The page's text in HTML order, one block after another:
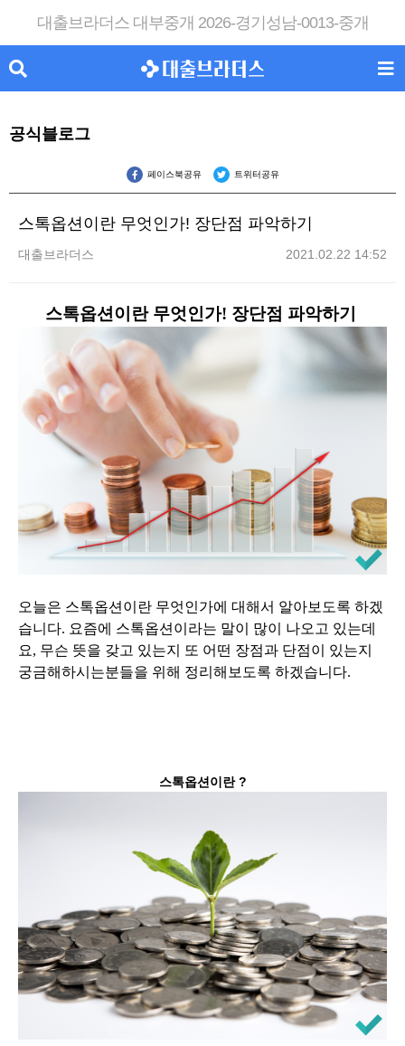
대출브라더스 대부중개 2026-경기성남-0013-중개
공식블로그
페이스북공유 트위터공유
스톡옵션이란 무엇인가! 장단점 파악하기
대출브라더스 2021.02.22 14:52
스톡옵션이란 무엇인가! 장단점 파악하기
오늘은 스톡옵션이란 무엇인가에 대해서 알아보도록 하겠
습니다. 요즘에 스톡옵션이라는 말이 많이 나오고 있는데
요, 무슨 뜻을 갖고 있는지 또 어떤 장점과 단점이 있는지
궁금해하시는분들을 위해 정리해보도록 하겠습니다.
스톡옵션이란 ?